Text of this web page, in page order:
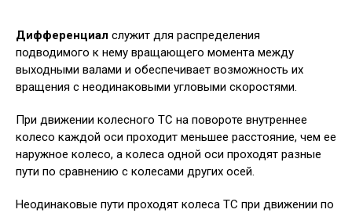
Дифференциал служит для распределения
подводимого к нему вращающего момента между
выходными валами и обеспечивает возможность их
вращения с неодинаковыми угловыми скоростями.
При движении колесного ТС на повороте внутреннее
колесо каждой оси проходит меньшее расстояние, чем ее
наружное колесо, а колеса одной оси проходят разные
пути по сравнению с колесами других осей.
Неодинаковые пути проходят колеса ТС при движении по